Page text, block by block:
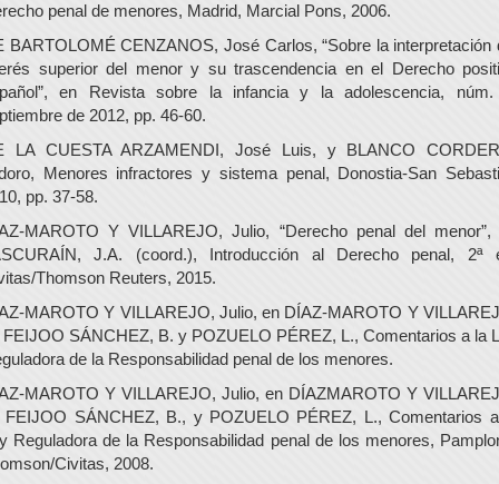
penal de menores, Madrid, Marcial Pons, 2006.
BARTOLOMÉ CENZANOS, José Carlos, “Sobre la interpretación
superior del menor y su trascendencia en el Derecho
en Revista sobre la infancia y la adolescencia,
de 2012, pp. 46-60.
LA CUESTA ARZAMENDI, José Luis, y BLANCO
Menores infractores y sistema penal, Donostia-San
pp. 37-58.
MAROTO Y VILLAREJO, Julio, “Derecho penal del menor”,
J.A. (coord.), Introducción al Derecho penal, 2ª
Thomson Reuters, 2015.
MAROTO Y VILLAREJO, Julio, en DÍAZ-MAROTO Y
SÁNCHEZ, B. y POZUELO PÉREZ, L., Comentarios a la
de la Responsabilidad penal de los menores.
MAROTO Y VILLAREJO, Julio, en DÍAZMAROTO Y
FEIJOO SÁNCHEZ, B., y POZUELO PÉREZ, L., Comentarios
Reguladora de la Responsabilidad penal de los menores,
Civitas, 2008.